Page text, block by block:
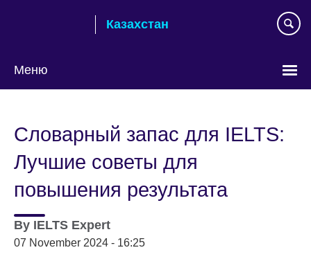
Казахстан
Меню
Словарный запас для IELTS:
Лучшие советы для
повышения результата
By IELTS Expert
07 November 2024 - 16:25